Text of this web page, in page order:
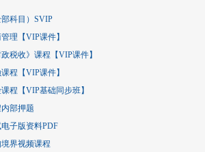
科目）SVIP
理【VIP课件】
税收》课程【VIP课件】
程【VIP课件】
程【VIP基础同步班】
部押题
子版资料PDF
界视频课程